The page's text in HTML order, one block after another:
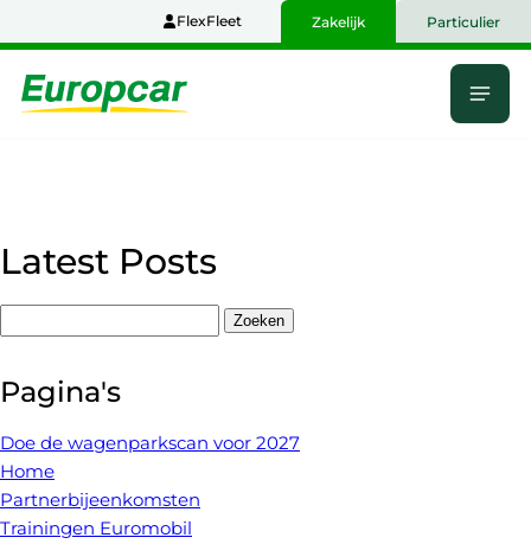
hoofdinhoud
FlexFleet Zakelijk Particulier
Home
Latest Posts
Pagina's
Doe de wagenparkscan voor 2027
Home
Partnerbijeenkomsten
Trainingen Euromobil